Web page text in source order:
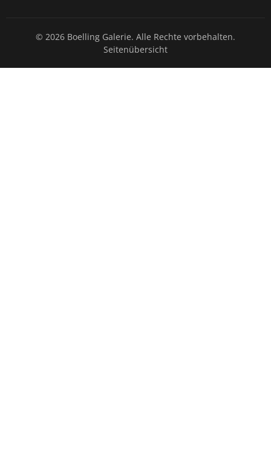
© 2026 Boelling Galerie. Alle Rechte vorbehalten.
Seitenübersicht